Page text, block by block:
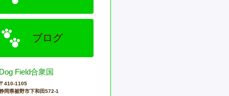
ブログ
Field合衆国
410-1105
岡県裾野市下和田572-1